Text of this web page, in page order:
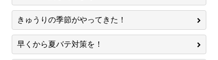
きゅうりの季節がやってきた！
早くから夏バテ対策を！